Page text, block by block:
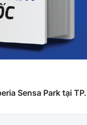
Sensa Park tại